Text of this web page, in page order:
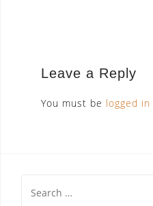
Leave a Reply
You must be logged in
for: